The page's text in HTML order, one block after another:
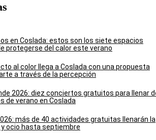
en Coslada: estos son los siete espacios
protegerse del calor este verano
al color llega a Coslada con una propuesta
a través de la percepción
2026: diez conciertos gratuitos para llenar
de verano en Coslada
más de 40 actividades gratuitas llenarán la
ocio hasta septiembre